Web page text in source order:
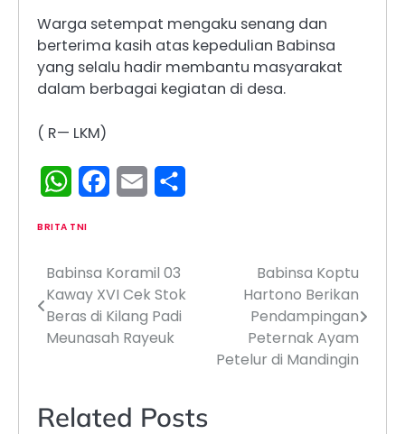
Warga setempat mengaku senang dan
berterima kasih atas kepedulian Babinsa
yang selalu hadir membantu masyarakat
dalam berbagai kegiatan di desa.
( R— LKM)
WhatsAppFacebook
Email
BRITA TNI
Navigasi
pos
Babinsa Koramil 03
Kaway XVI Cek Stok
Beras di Kilang Padi
Meunasah Rayeuk
Babinsa Koptu
Hartono Berikan
Pendampingan
Peternak Ayam
Petelur di Mandingin
Related Posts